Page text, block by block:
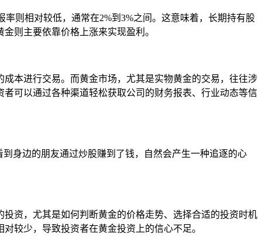
则相对较低，通常在2%到3%之间。这意味着，长期持有股
则主要依靠价格上涨来实现盈利。
本进行交易。而黄金市场，尤其是实物黄金的交易，往往涉
可以通过各种渠道轻松获取公司的财务报表、行业动态等信
身边的朋友通过炒股赚到了钱，自然会产生一种追逐的心
资，尤其是如何判断黄金的价格走势、选择合适的投资时机
较少，导致投资者在黄金投资上的信心不足。